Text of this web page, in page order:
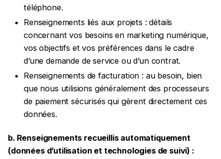
téléphone.
Renseignements liés aux projets : détails
concernant vos besoins en marketing numérique,
vos objectifs et vos préférences dans le cadre
d’une demande de service ou d’un contrat.
Renseignements de facturation : au besoin, bien
que nous utilisions généralement des processeurs
de paiement sécurisés qui gèrent directement ces
données.
b. Renseignements recueillis automatiquement
(données d’utilisation et technologies de suivi) :